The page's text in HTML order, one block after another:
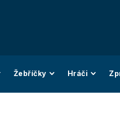
Žebříčky Hráči